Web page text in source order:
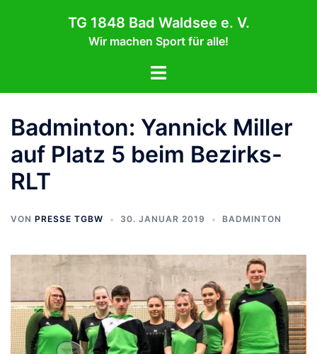
TG 1848 Bad Waldsee e. V.
Wir machen Sport für alle!
Menü
Badminton: Yannick Miller
auf Platz 5 beim Bezirks-
RLT
VON PRESSE TGBW 30. JANUAR 2019 BADMINTON